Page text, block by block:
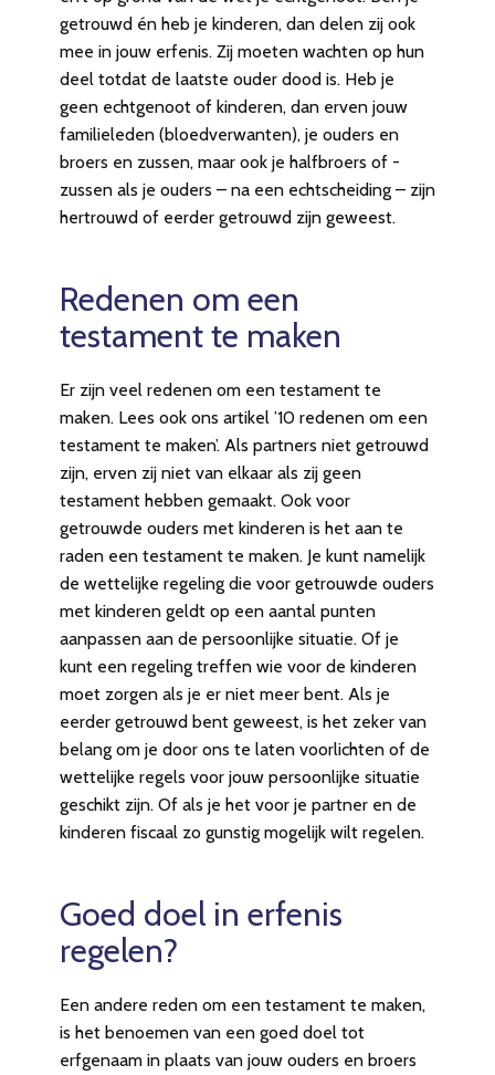
getrouwd én heb je kinderen, dan delen zij ook
mee in jouw erfenis. Zij moeten wachten op hun
deel totdat de laatste ouder dood is. Heb je
geen echtgenoot of kinderen, dan erven jouw
familieleden (bloedverwanten), je ouders en
broers en zussen, maar ook je halfbroers of -
zussen als je ouders – na een echtscheiding – zijn
hertrouwd of eerder getrouwd zijn geweest.
Redenen om een
testament te maken
Er zijn veel redenen om een testament te
maken. Lees ook ons artikel ’10 redenen om een
testament te maken’. Als partners niet getrouwd
zijn, erven zij niet van elkaar als zij geen
testament hebben gemaakt. Ook voor
getrouwde ouders met kinderen is het aan te
raden een testament te maken. Je kunt namelijk
de wettelijke regeling die voor getrouwde ouders
met kinderen geldt op een aantal punten
aanpassen aan de persoonlijke situatie. Of je
kunt een regeling treffen wie voor de kinderen
moet zorgen als je er niet meer bent. Als je
eerder getrouwd bent geweest, is het zeker van
belang om je door ons te laten voorlichten of de
wettelijke regels voor jouw persoonlijke situatie
geschikt zijn. Of als je het voor je partner en de
kinderen fiscaal zo gunstig mogelijk wilt regelen.
Goed doel in erfenis
regelen?
Een andere reden om een testament te maken,
is het benoemen van een goed doel tot
erfgenaam in plaats van jouw ouders en broers